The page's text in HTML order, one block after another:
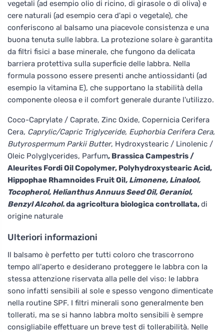
vegetali (ad esempio olio di ricino, di girasole o di oliva) e
cere naturali (ad esempio cera d'api o vegetale), che
conferiscono al balsamo una piacevole consistenza e una
buona tenuta sulle labbra. La protezione solare è garantita
da filtri fisici a base minerale, che fungono da delicata
barriera protettiva sulla superficie delle labbra. Nella
formula possono essere presenti anche antiossidanti (ad
esempio la vitamina E), che supportano la stabilità della
componente oleosa e il comfort generale durante l'utilizzo.
Coco-Caprylate / Caprate, Zinc Oxide, Copernicia Cerifera
Cera, Caprylic/Capric Triglyceride, Euphorbia Cerifera Cera,
Butyrospermum Parkii Butter, Hydroxystearic / Linolenic /
Oleic Polyglycerides, Parfum, Brassica Campestris /
Aleurites Fordi Oil Copolymer, Polyhydroxystearic Acid,
Hippophae Rhamnoides Fruit Oil, Limonene, Linalool,
Tocopherol, Helianthus Annuus Seed Oil, Geraniol,
Benzyl Alcohol.da agricoltura biologica controllata,di
origine naturale
Ulteriori informazioni
Il balsamo è perfetto per tutti coloro che trascorrono
tempo all'aperto e desiderano proteggere le labbra con la
stessa attenzione riservata alla pelle del viso: le labbra
sono infatti sensibili al sole e spesso vengono dimenticate
nella routine SPF. I filtri minerali sono generalmente ben
tollerati, ma se si hanno labbra molto sensibili è sempre
consigliabile effettuare un breve test di tollerabilità. Nelle